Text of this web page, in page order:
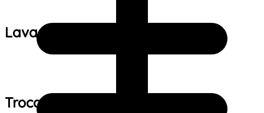
Lavagem:
Trocas e devoluções: